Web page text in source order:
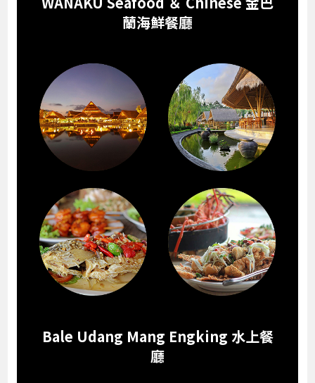
蘭海鮮餐廳
Bale Udang Mang Engking 水上餐
廳